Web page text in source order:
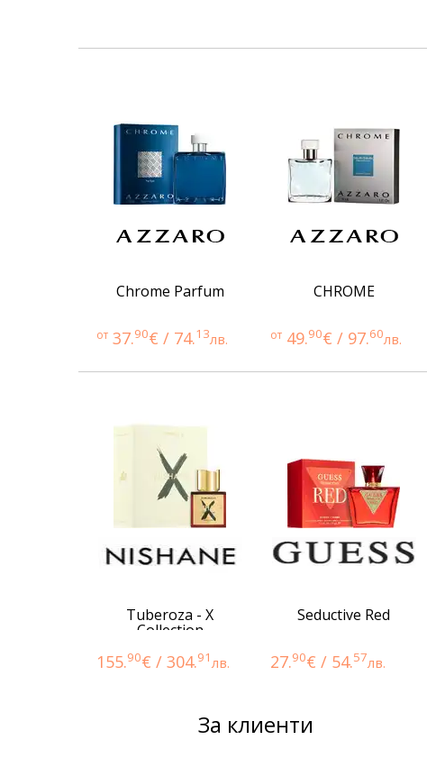
Chrome Parfum
от 37.90€ / 74.13лв.
CHROME
от 49.90€ / 97.60лв.
Tuberoza - X
Collection
155.90€ / 304.91лв.
Seductive Red
27.90€ / 54.57лв.
За клиенти